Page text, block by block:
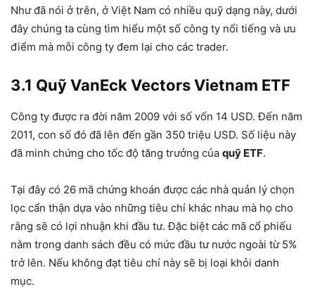
Như đã nói ở trên, ở Việt Nam có nhiều quỹ dạng này, dưới
đây chúng ta cùng tìm hiểu một số công ty nổi tiếng và ưu
điểm mà mỗi công ty đem lại cho các trader.
3.1 Quỹ VanEck Vectors Vietnam ETF
Công ty được ra đời năm 2009 với số vốn 14 USD. Đến năm
2011, con số đó đã lên đến gần 350 triệu USD. Số liệu này
đã minh chứng cho tốc độ tăng trưởng của quỹ ETF.
Tại đây có 26 mã chứng khoán được các nhà quản lý chọn
lọc cẩn thận dựa vào những tiêu chí khác nhau mà họ cho
rằng sẽ có lợi nhuận khi đầu tư. Đặc biệt các mã cổ phiếu
nằm trong danh sách đều có mức đầu tư nước ngoài từ 5%
trở lên. Nếu không đạt tiêu chí này sẽ bị loại khỏi danh
mục.